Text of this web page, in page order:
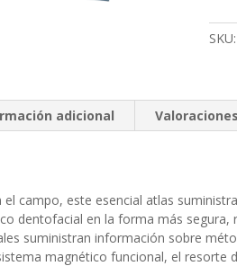
-SKU:
adicional
campo, este esencial atlas
dentofacial en la forma más segura,
suministran información sobre
magnético funcional, el resorte